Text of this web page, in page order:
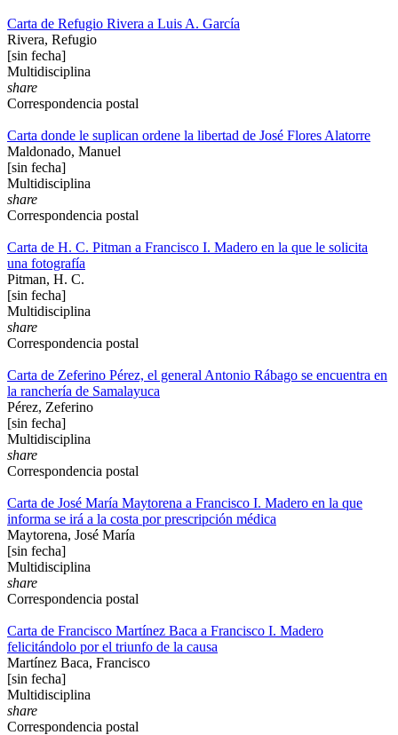
Carta de Refugio Rivera a Luis A. García
Rivera, Refugio
[sin fecha]
Multidisciplina
share
Correspondencia postal
Carta donde le suplican ordene la libertad de José Flores Alatorre
Maldonado, Manuel
[sin fecha]
Multidisciplina
share
Correspondencia postal
Carta de H. C. Pitman a Francisco I. Madero en la que le solicita
una fotografía
Pitman, H. C.
[sin fecha]
Multidisciplina
share
Correspondencia postal
Carta de Zeferino Pérez, el general Antonio Rábago se encuentra en
la ranchería de Samalayuca
Pérez, Zeferino
[sin fecha]
Multidisciplina
share
Correspondencia postal
Carta de José María Maytorena a Francisco I. Madero en la que
informa se irá a la costa por prescripción médica
Maytorena, José María
[sin fecha]
Multidisciplina
share
Correspondencia postal
Carta de Francisco Martínez Baca a Francisco I. Madero
felicitándolo por el triunfo de la causa
Martínez Baca, Francisco
[sin fecha]
Multidisciplina
share
Correspondencia postal